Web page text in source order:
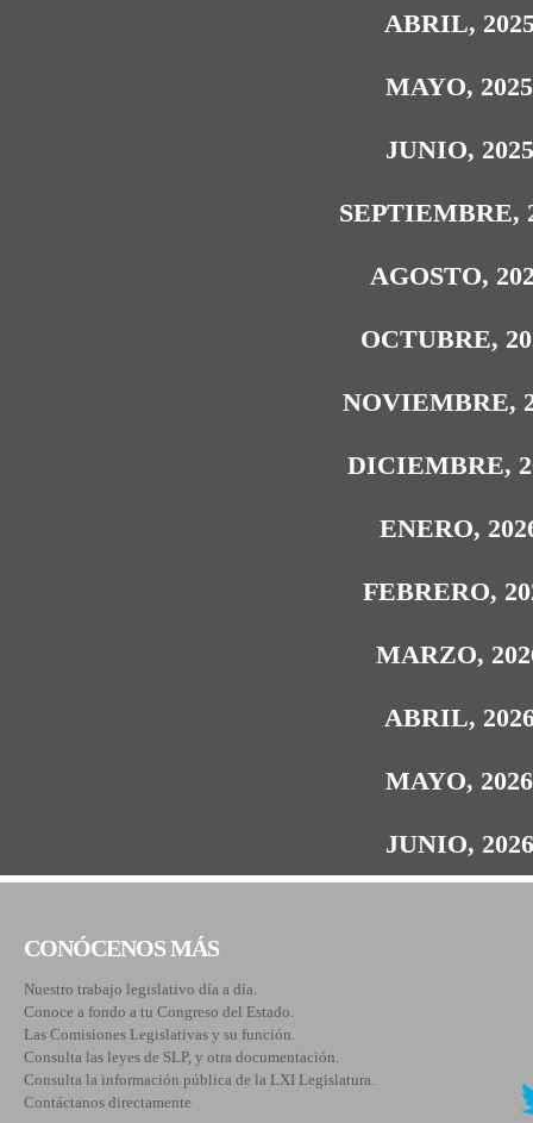
ABRIL,
MAYO, 2025
JUNIO, 2025
SEPTIEMBRE,
AGOSTO,
OCTUBRE,
NOVIEMBRE,
DICIEMBRE,
ENERO,
FEBRERO,
MARZO,
ABRIL,
MAYO, 2026
JUNIO, 2026
CONÓCENOS MÁS
Nuestro trabajo legislativo día a día.
Conoce a fondo a tu Congreso del Estado.
Las Comisiones Legislativas y su función.
Consulta las leyes de SLP, y otra documentación.
Consulta la información pública de la LXI Legislatura.
Contáctanos directamente